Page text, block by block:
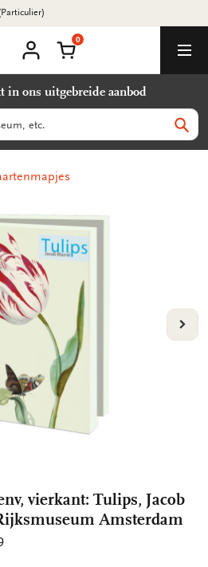
account
Winkelmand
0
in ons uitgebreide aanbod
vierkant: Tulips, Jacob
Amsterdam